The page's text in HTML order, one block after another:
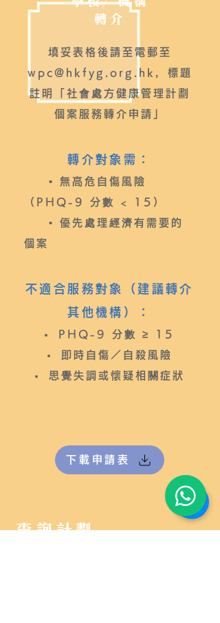
轉介
填妥表格後請至電郵至
wpc@hkfyg.org.hk ，標題
註明「社會處方健康管理計劃
個案服務轉介申請」
轉介對象需：
• 無高危自傷風險
（PHQ-9 分數 < 15）
• 優先處理經濟有需要的
個案
不適合服務對象（建議轉介
其他機構）：
PHQ-9 分數 ≥ 15
即時自傷／自殺風險
思覺失調或懷疑相關症狀
下載申請表
查詢計劃